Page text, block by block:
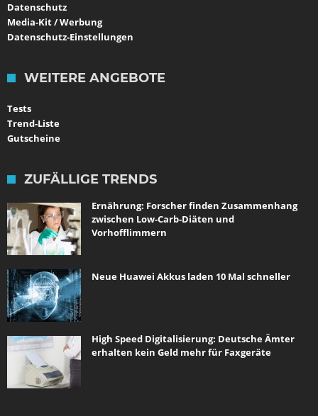
Datenschutz
Media-Kit / Werbung
Datenschutz-Einstellungen
WEITERE ANGEBOTE
Tests
Trend-Liste
Gutscheine
ZUFÄLLIGE TRENDS
Ernährung: Forscher finden Zusammenhang
zwischen Low-Carb-Diäten und
Vorhofflimmern
Neue Huawei Akkus laden 10 Mal schneller
High Speed Digitalisierung: Deutsche Ämter
erhalten kein Geld mehr für Faxgeräte